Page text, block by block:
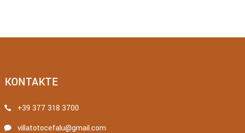
KONTAKTE
+39 377 318 3700
villatotocefalu@gmail.com